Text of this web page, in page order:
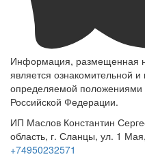
Информация, размещенная
является ознакомительной
определяемой положениями
Российской Федерации.
ИП Маслов Константин
область, г. Сланцы, ул. 1
+74950232571